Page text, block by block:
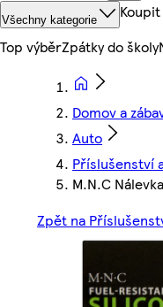
Všechny kategorie
Top výběrZpátky do školy
Domov a
Auto
Příslušenství
M.N.C
Zpět na